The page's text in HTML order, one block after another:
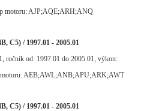
motoru: AJP;AQE;ARH;ANQ
C5) / 1997.01 - 2005.01
ročník od: 1997.01 do 2005.01, výkon:
motoru: AEB;AWL;ANB;APU;ARK;AWT
C5) / 1997.01 - 2005.01